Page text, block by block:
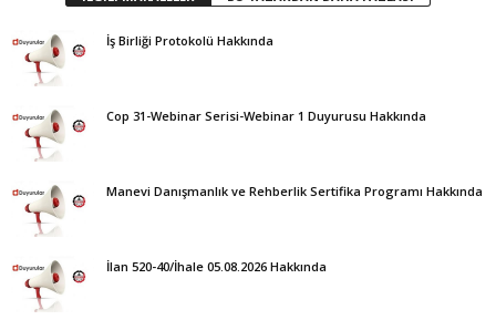
İş Birliği Protokolü Hakkında
Cop 31-Webinar Serisi-Webinar 1 Duyurusu Hakkında
Manevi Danışmanlık ve Rehberlik Sertifika Programı Hakkında
İlan 520-40/İhale 05.08.2026 Hakkında